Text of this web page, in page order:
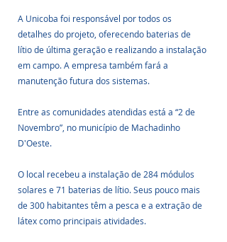
A Unicoba foi responsável por todos os
detalhes do projeto, oferecendo baterias de
lítio de última geração e realizando a instalação
em campo. A empresa também fará a
manutenção futura dos sistemas.
Entre as comunidades atendidas está a “2 de
Novembro”, no município de Machadinho
D'Oeste.
O local recebeu a instalação de 284 módulos
solares e 71 baterias de lítio. Seus pouco mais
de 300 habitantes têm a pesca e a extração de
látex como principais atividades.